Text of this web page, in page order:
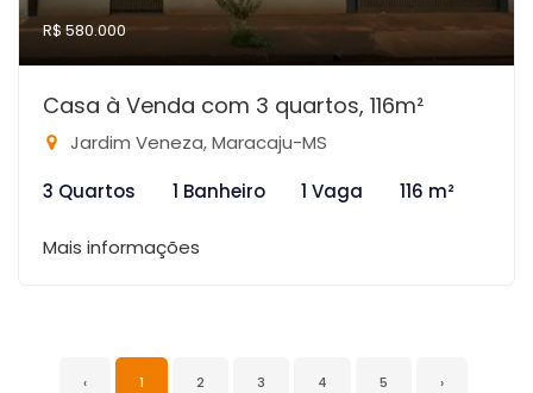
R$ 580.000
Casa à Venda com 3 quartos, 116m²
Jardim Veneza, Maracaju-MS
3 Quartos
1 Banheiro 1 Vaga 116 m²
Mais informações
‹ 1 2 3 4 5 ›